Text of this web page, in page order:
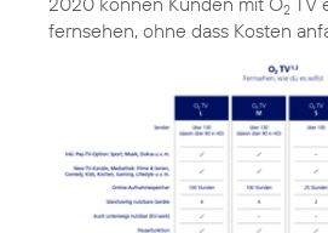
2
fernsehen, ohne dass Kosten